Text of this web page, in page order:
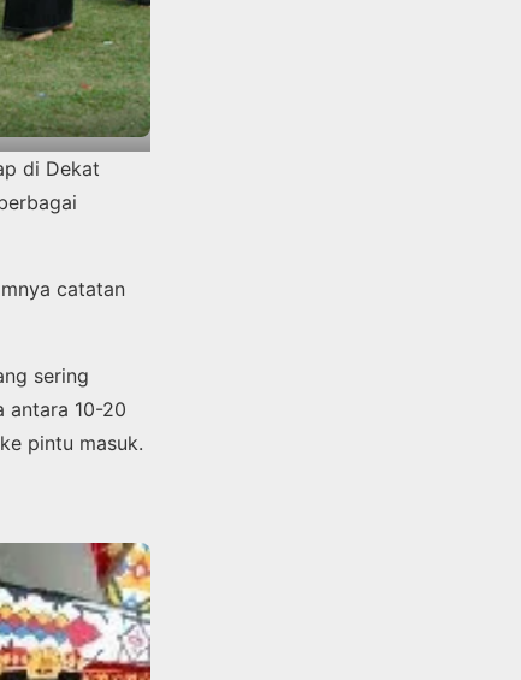
di Dekat
catatan
sering
antara 10-20
pintu masuk.